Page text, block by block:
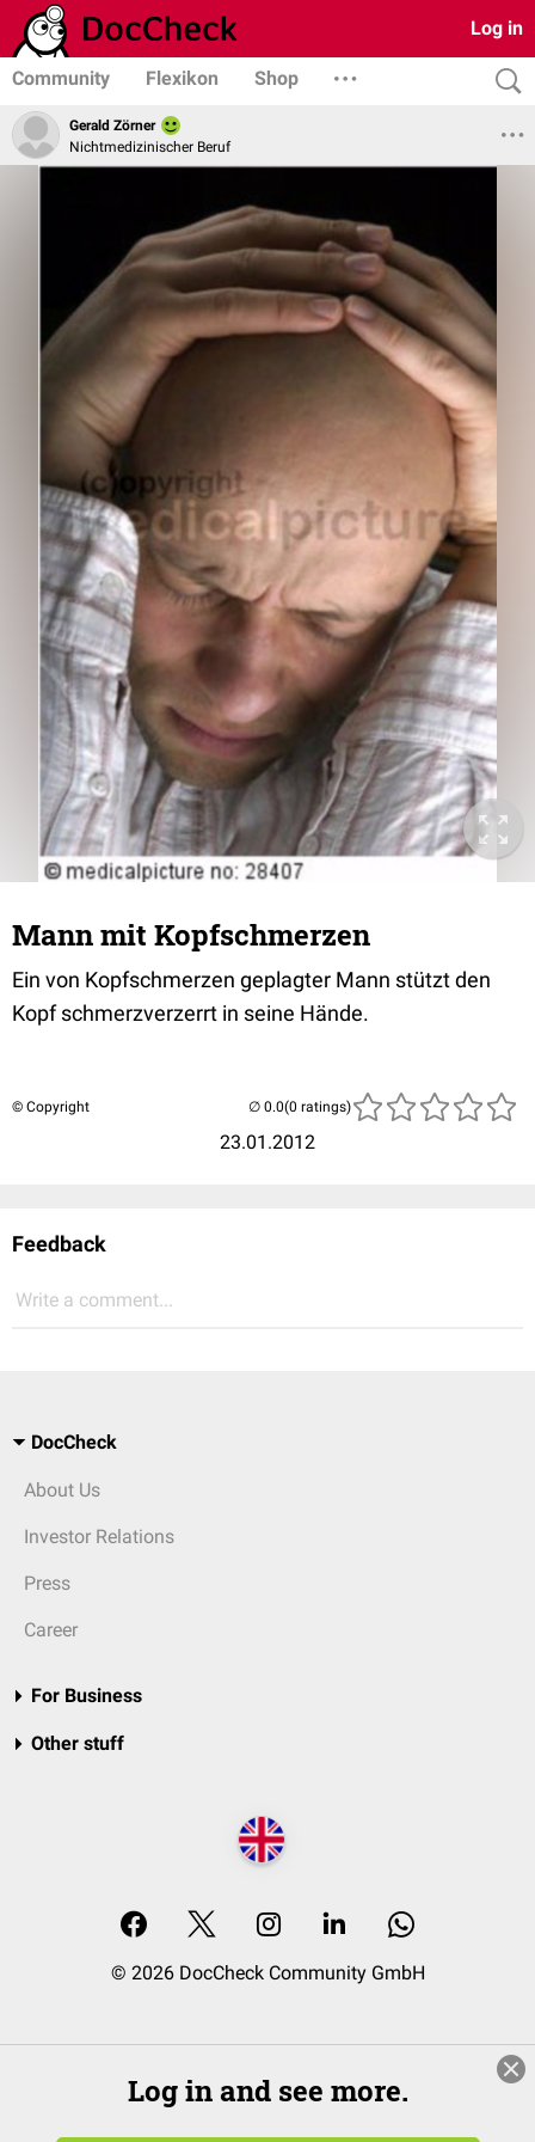
Log in
Community Flexikon Shop
Gerald Zörner
Nichtmedizinischer Beruf
Mann mit Kopfschmerzen
Ein von Kopfschmerzen geplagter Mann stützt den
Kopf schmerzverzerrt in seine Hände.
© Copyright
23.01.2012
(0 ratings)
Feedback
Write a comment...
DocCheck
About Us
Investor Relations
Press
Career
For Business
Other stuff
© 2026 DocCheck Community GmbH
Log in and see more.